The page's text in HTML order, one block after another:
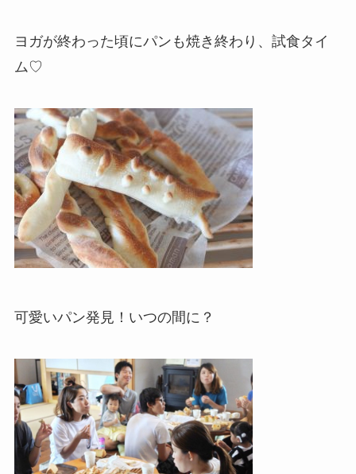
ヨガが終わった頃にパンも焼き終わり、試食タイ
ム♡
可愛いパン発見！いつの間に？